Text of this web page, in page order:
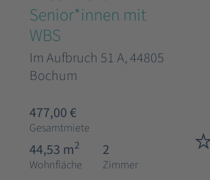
Senior*innen mit
WBS
Im Aufbruch 51 A, 44805
Bochum
477,00 €
Gesamtmiete
44,53 m2
Wohnfläche
2
Zimmer